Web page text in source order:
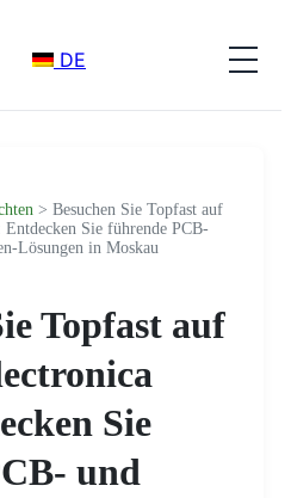
DE
> Besuchen Sie Topfast auf
Sie führende PCB-
Lösungen in Moskau
Topfast auf
Sie
und